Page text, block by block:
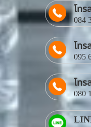
โทร
084
โทร
095
โทร
080